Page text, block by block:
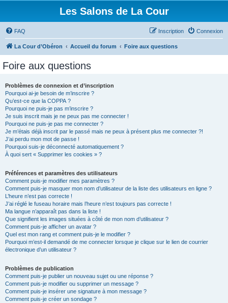
Les Salons de La Cour
FAQ Connexion
Inscription
La Cour d’Obéron Accueil du forum Foire aux questions
Foire aux questions
Problèmes de connexion et d’inscription
Pourquoi ai-je besoin de m’inscrire ?
Qu’est-ce que la COPPA ?
Pourquoi ne puis-je pas m’inscrire ?
Je suis inscrit mais je ne peux pas me connecter !
Pourquoi ne puis-je pas me connecter ?
Je m’étais déjà inscrit par le passé mais ne peux à présent plus me connecter ?!
J’ai perdu mon mot de passe !
Pourquoi suis-je déconnecté automatiquement ?
À quoi sert « Supprimer les cookies » ?
Préférences et paramètres des utilisateurs
Comment puis-je modifier mes paramètres ?
Comment puis-je masquer mon nom d’utilisateur de la liste des utilisateurs en ligne ?
L’heure n’est pas correcte !
J’ai réglé le fuseau horaire mais l’heure n’est toujours pas correcte !
Ma langue n’apparaît pas dans la liste !
Que signifient les images situées à côté de mon nom d’utilisateur ?
Comment puis-je afficher un avatar ?
Quel est mon rang et comment puis-je le modifier ?
Pourquoi m’est-il demandé de me connecter lorsque je clique sur le lien de courrier
électronique d’un utilisateur ?
Problèmes de publication
Comment puis-je publier un nouveau sujet ou une réponse ?
Comment puis-je modifier ou supprimer un message ?
Comment puis-je insérer une signature à mon message ?
Comment puis-je créer un sondage ?